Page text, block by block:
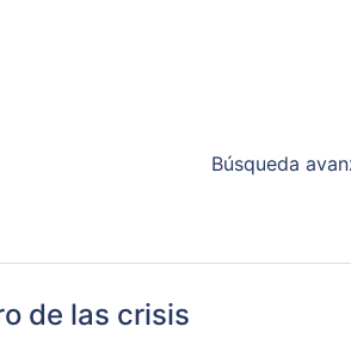
Búsqueda
de las crisis